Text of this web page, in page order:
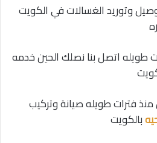
وتوريد الغسالات في الكويت
طويله اتصل بنا نصلك الحين خدمه
فترات طويله صيانة وتركيب
بالكويت